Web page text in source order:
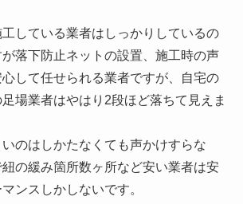
している業者はしっかりしているの
落下防止ネットの設置、施工時の声
して任せられる業者ですが、自宅の
場業者はやはり2段ほど落ちて見えま
のはしかたなくても声かけすらな
の緩み箇所数ヶ所など安い業者は安
ンスしかしないです。